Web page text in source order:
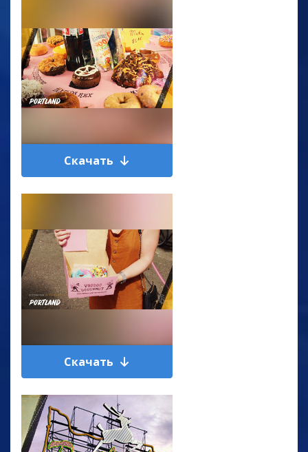
Скачать
Скачать